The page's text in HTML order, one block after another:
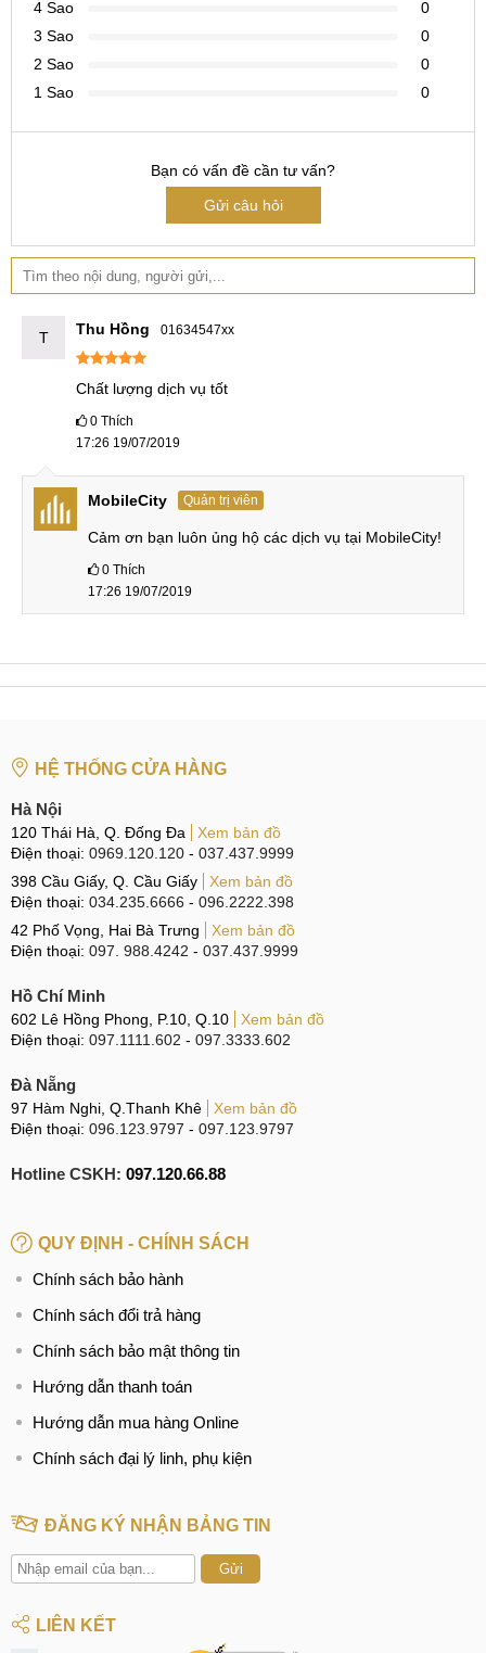
4 Sao
0
3 Sao
0
2 Sao
0
1 Sao
0
Bạn có vấn đề cần tư vấn?
Gửi câu hỏi
T Thu Hồng 01634547xx
Chất lượng dịch vụ tốt
0 Thích
17:26 19/07/2019
MobileCity Quản trị viên
Cảm ơn bạn luôn ủng hộ các dịch vụ tại MobileCity!
0 Thích
17:26 19/07/2019
HỆ THỐNG CỬA HÀNG
Hà Nội
120 Thái Hà, Q. Đống Đa
Xem bản đồ
Điện thoại: 0969.120.120 - 037.437.9999
398 Cầu Giấy, Q. Cầu Giấy
Xem bản đồ
Điện thoại: 034.235.6666 - 096.2222.398
42 Phố Vọng, Hai Bà Trưng
Xem bản đồ
Điện thoại: 097. 988.4242 - 037.437.9999
Hồ Chí Minh
602 Lê Hồng Phong, P.10, Q.10
Xem bản đồ
Điện thoại: 097.1111.602 - 097.3333.602
Đà Nẵng
97 Hàm Nghi, Q.Thanh Khê
Xem bản đồ
Điện thoại: 096.123.9797 - 097.123.9797
Hotline CSKH: 097.120.66.88
QUY ĐỊNH - CHÍNH SÁCH
Chính sách bảo hành
Chính sách đổi trả hàng
Chính sách bảo mật thông tin
Hướng dẫn thanh toán
Hướng dẫn mua hàng Online
Chính sách đại lý linh, phụ kiện
ĐĂNG KÝ NHẬN BẢNG TIN
Gửi
LIÊN KẾT